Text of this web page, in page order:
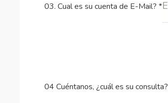
03. Cual es su cuenta de E-Mail? *
04 Cuéntanos, ¿cuál es su consulta?